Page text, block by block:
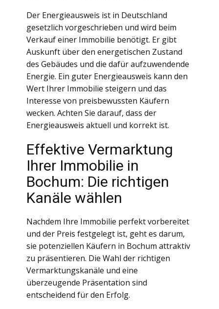
Der Energieausweis ist in Deutschland
gesetzlich vorgeschrieben und wird beim
Verkauf einer Immobilie benötigt. Er gibt
Auskunft über den energetischen Zustand
des Gebäudes und die dafür aufzuwendende
Energie. Ein guter Energieausweis kann den
Wert Ihrer Immobilie steigern und das
Interesse von preisbewussten Käufern
wecken. Achten Sie darauf, dass der
Energieausweis aktuell und korrekt ist.
Effektive Vermarktung
Ihrer Immobilie in
Bochum: Die richtigen
Kanäle wählen
Nachdem Ihre Immobilie perfekt vorbereitet
und der Preis festgelegt ist, geht es darum,
sie potenziellen Käufern in Bochum attraktiv
zu präsentieren. Die Wahl der richtigen
Vermarktungskanäle und eine
überzeugende Präsentation sind
entscheidend für den Erfolg.